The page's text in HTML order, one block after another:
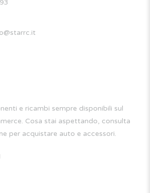
e ricambi sempre disponibili sul
Cosa stai aspettando, consulta
per acquistare auto e accessori.